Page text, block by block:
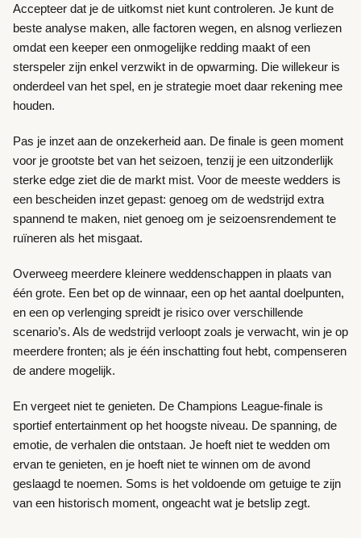
Accepteer dat je de uitkomst niet kunt controleren. Je kunt de
beste analyse maken, alle factoren wegen, en alsnog verliezen
omdat een keeper een onmogelijke redding maakt of een
sterspeler zijn enkel verzwikt in de opwarming. Die willekeur is
onderdeel van het spel, en je strategie moet daar rekening mee
houden.
Pas je inzet aan de onzekerheid aan. De finale is geen moment
voor je grootste bet van het seizoen, tenzij je een uitzonderlijk
sterke edge ziet die de markt mist. Voor de meeste wedders is
een bescheiden inzet gepast: genoeg om de wedstrijd extra
spannend te maken, niet genoeg om je seizoensrendement te
ruïneren als het misgaat.
Overweeg meerdere kleinere weddenschappen in plaats van
één grote. Een bet op de winnaar, een op het aantal doelpunten,
en een op verlenging spreidt je risico over verschillende
scenario’s. Als de wedstrijd verloopt zoals je verwacht, win je op
meerdere fronten; als je één inschatting fout hebt, compenseren
de andere mogelijk.
En vergeet niet te genieten. De Champions League-finale is
sportief entertainment op het hoogste niveau. De spanning, de
emotie, de verhalen die ontstaan. Je hoeft niet te wedden om
ervan te genieten, en je hoeft niet te winnen om de avond
geslaagd te noemen. Soms is het voldoende om getuige te zijn
van een historisch moment, ongeacht wat je betslip zegt.